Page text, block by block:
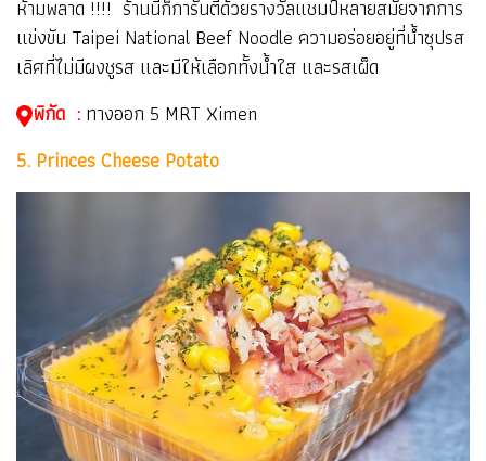
ห้ามพลาด !!!! ร้านนี้ก็การันตีด้วยรางวัลแชมป์หลายสมัยจากการ
แข่งขัน Taipei National Beef Noodle ความอร่อยอยู่ที่น้ำซุปรส
เลิศที่ไม่มีผงชูรส และมีให้เลือกทั้งน้ำใส และรสเผ็ด
พิกัด : ทางออก 5 MRT Ximen
5. Princes Cheese Potato